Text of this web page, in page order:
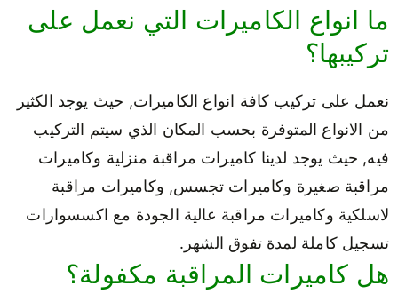
ما انواع الكاميرات التي نعمل على
تركيبها؟
نعمل على تركيب كافة انواع الكاميرات, حيث يوجد الكثير
من الانواع المتوفرة بحسب المكان الذي سيتم التركيب
فيه, حيث يوجد لدينا كاميرات مراقبة منزلية وكاميرات
مراقبة صغيرة وكاميرات تجسس, وكاميرات مراقبة
لاسلكية وكاميرات مراقبة عالية الجودة مع اكسسوارات
تسجيل كاملة لمدة تفوق الشهر.
هل كاميرات المراقبة مكفولة؟